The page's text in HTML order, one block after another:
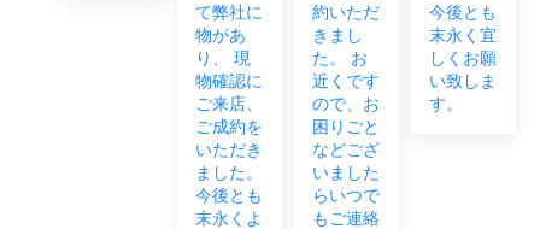
て弊社に
物があ
り、 現
物確認に
ご来店、
ご成約を
いただき
ました。
今後とも
末永くよ
約いただ
きまし
た。 お
近くです
ので、お
困りごと
などござ
いました
らいつで
もご連絡
今後とも
末永く宜
しくお願
い致しま
す。